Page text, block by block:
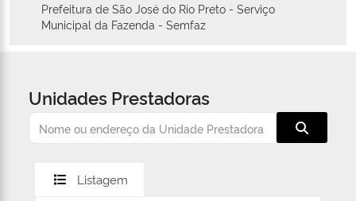
Prefeitura de São José do Rio Preto - Serviço
Municipal da Fazenda - Semfaz
Unidades Prestadoras
Listagem